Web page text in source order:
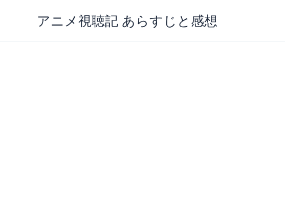
アニメ視聴記 あらすじと感想